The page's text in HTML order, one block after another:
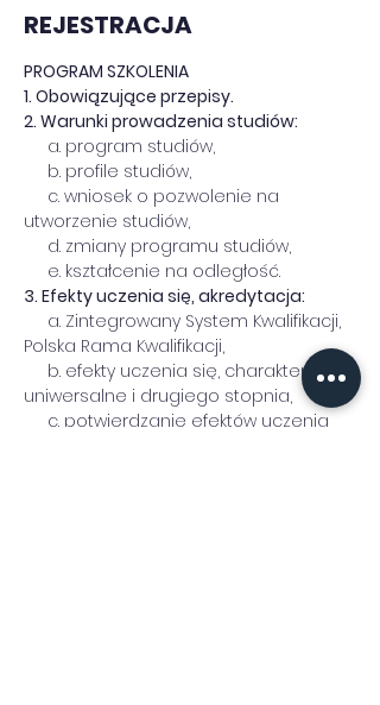
REJESTRACJA
PROGRAM SZKOLENIA
1. Obowiązujące przepisy.
2. Warunki prowadzenia studiów:
a. program studiów,
b. profile studiów,
c. wniosek o pozwolenie na
utworzenie studiów,
d. zmiany programu studiów,
e. kształcenie na odległość.
3. Efekty uczenia się, akredytacja:
a. Zintegrowany System Kwalifikacji,
Polska Rama Kwalifikacji,
b. efekty uczenia się, charakterystyki
uniwersalne i drugiego stopnia,
c. potwierdzanie efektów uczenia